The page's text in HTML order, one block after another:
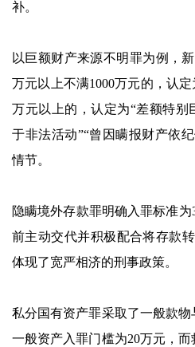
补。
以巨额财产来源不明罪为例，
万元以上不满1000万元的，认
万元以上的，认定为“差额特别
于非法活动”“曾因瞒报财产依
情节。
隐瞒境外存款罪明确入罪标准
前主动交代并积极配合将存款
体现了宽严相济的刑事政策。
私分国有资产罪采取了一般款物
一般资产入罪门槛为20万元，而